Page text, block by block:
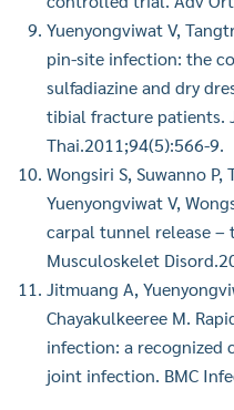
Yuenyongviwat V,
pin-site infection: the
sulfadiazine and dry
tibial fracture patients.
Thai.2011;94(5):566-9.
Wongsiri S, Suwanno
Yuenyongviwat V,
carpal tunnel release –
Musculoskelet
Jitmuang A,
Chayakulkeeree M.
infection: a recognized
joint infection. BMC